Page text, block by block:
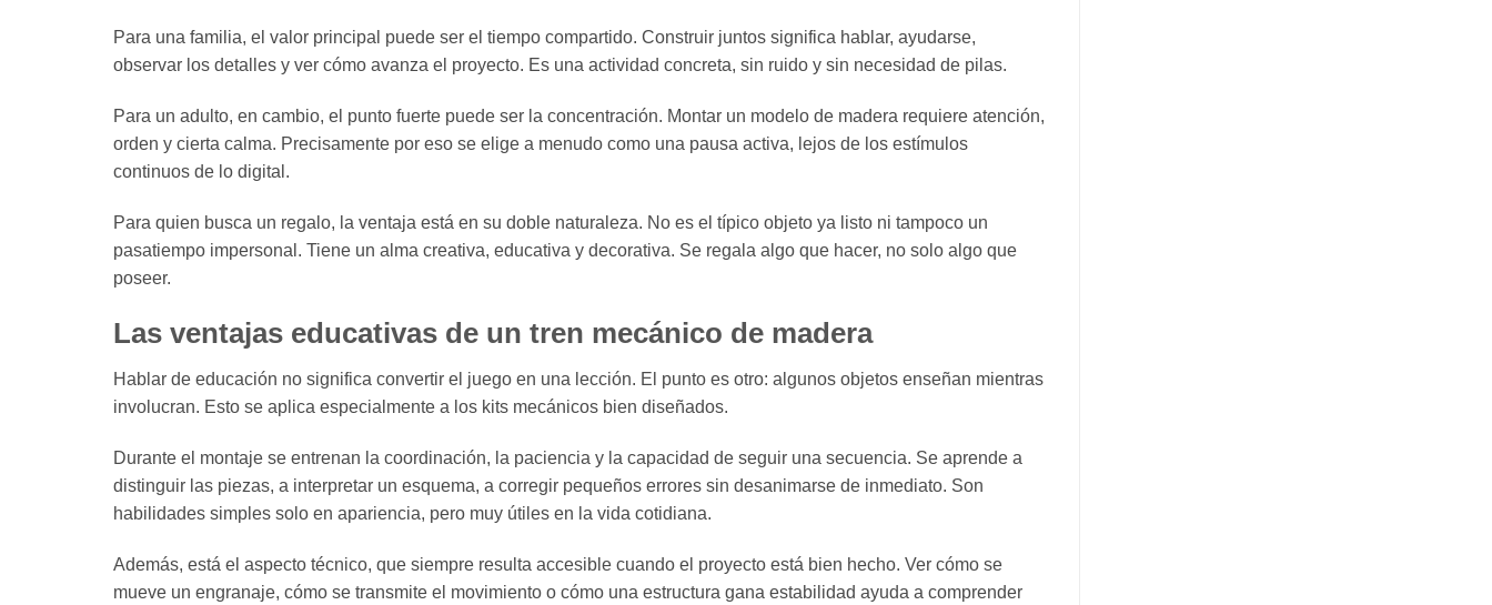
Para una familia, el valor principal puede ser el tiempo compartido. Construir juntos significa hablar, ayudarse,
observar los detalles y ver cómo avanza el proyecto. Es una actividad concreta, sin ruido y sin necesidad de pilas.
Para un adulto, en cambio, el punto fuerte puede ser la concentración. Montar un modelo de madera requiere atención,
orden y cierta calma. Precisamente por eso se elige a menudo como una pausa activa, lejos de los estímulos
continuos de lo digital.
Para quien busca un regalo, la ventaja está en su doble naturaleza. No es el típico objeto ya listo ni tampoco un
pasatiempo impersonal. Tiene un alma creativa, educativa y decorativa. Se regala algo que hacer, no solo algo que
poseer.
Las ventajas educativas de un tren mecánico de madera
Hablar de educación no significa convertir el juego en una lección. El punto es otro: algunos objetos enseñan mientras
involucran. Esto se aplica especialmente a los kits mecánicos bien diseñados.
Durante el montaje se entrenan la coordinación, la paciencia y la capacidad de seguir una secuencia. Se aprende a
distinguir las piezas, a interpretar un esquema, a corregir pequeños errores sin desanimarse de inmediato. Son
habilidades simples solo en apariencia, pero muy útiles en la vida cotidiana.
Además, está el aspecto técnico, que siempre resulta accesible cuando el proyecto está bien hecho. Ver cómo se
mueve un engranaje, cómo se transmite el movimiento o cómo una estructura gana estabilidad ayuda a comprender